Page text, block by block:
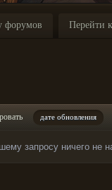
форумов Перейти
дате обновления
запросу ничего не